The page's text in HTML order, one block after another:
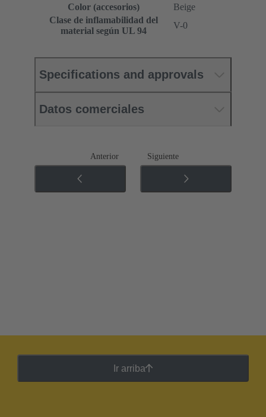
Color (accesorios)
Beige
Clase de inflamabilidad del
material según UL 94
V-0
Specifications and approvals
Datos comerciales
Anterior Siguiente
Ir arriba